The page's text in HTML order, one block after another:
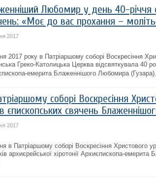
Любомир у день 40-річчя
«Моє до вас прохання –
2017
2017 року в Патріаршому соборі Воскресіння
Греко-Католицька Церква відсвяткувала 40
емерита Блаженнішого Любомира (Гузара).
соборі Воскресіння
єпископських свячень
2017
в Патріаршому соборі Воскресіння Христового
архиєрейської хіротонії Архиєпископа-